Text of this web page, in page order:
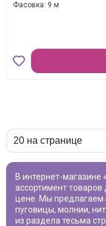
Фасовка: 9 м
В интернет-магазине «ВИВАТ» вы найдете широкий
ассортимент
цене. Мы предлагаем
пуговицы, молнии,
из раздела тесьма